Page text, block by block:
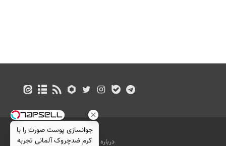
درباره ما تماس با ما بازرگانی
جوانسازی پوست صورت را با
کرم ضدچروک آلمانی تجربه